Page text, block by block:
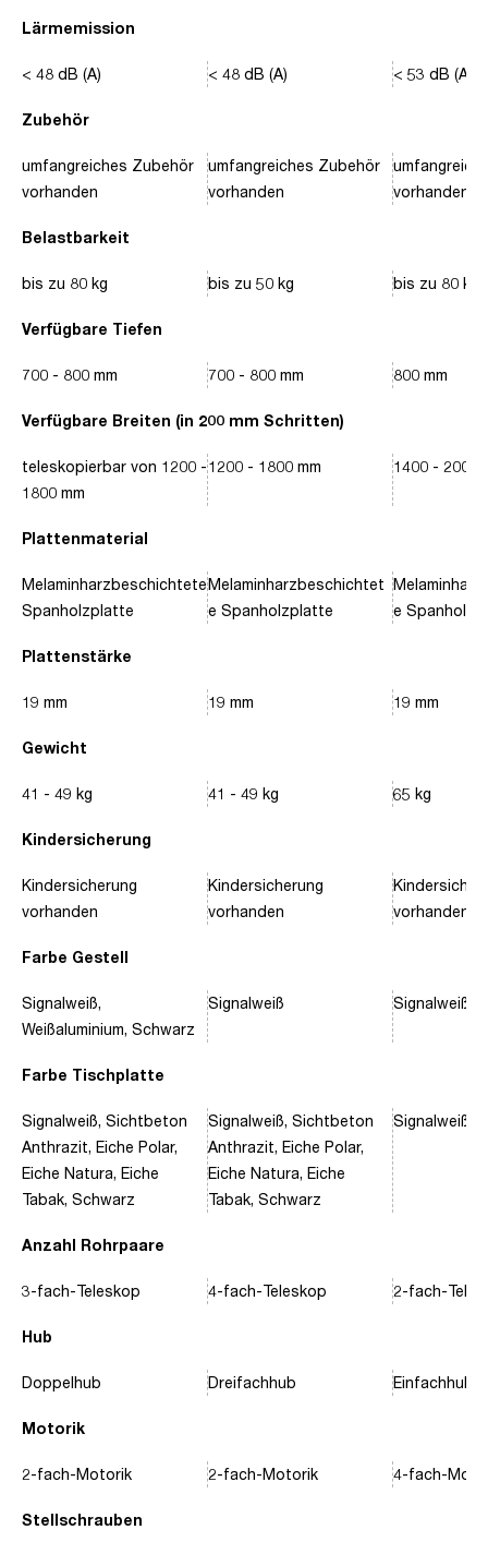
Lärmemission
Zubehör
Belastbarkeit
Verfügbare Tiefen
Verfügbare Breiten (in 200 mm Schritten)
Plattenmaterial
Plattenstärke
Gewicht
Kindersicherung
Farbe Gestell
Farbe Tischplatte
Anzahl Rohrpaare
Hub
Motorik
Stellschrauben
< 48 dB (A)
umfangreiches Zubehör
vorhanden
bis zu 80 kg
700 - 800 mm
teleskopierbar von 1200 -
1800 mm
Melaminharzbeschichtete
Spanholzplatte
19 mm
41 - 49 kg
Kindersicherung
vorhanden
Signalweiß,
Weißaluminium, Schwarz
Signalweiß, Sichtbeton
Anthrazit, Eiche Polar,
Eiche Natura, Eiche
Tabak, Schwarz
3-fach-Teleskop
Doppelhub
2-fach-Motorik
< 48 dB (A)
umfangreiches Zubehör
vorhanden
bis zu 50 kg
700 - 800 mm
1200 - 1800 mm
Melaminharzbeschichtet
e Spanholzplatte
19 mm
41 - 49 kg
Kindersicherung
vorhanden
Signalweiß
Signalweiß, Sichtbeton
Anthrazit, Eiche Polar,
Eiche Natura, Eiche
Tabak, Schwarz
4-fach-Teleskop
Dreifachhub
2-fach-Motorik
< 53 dB (A)
vorhanden
bis zu 80 kg
800 mm
1400 - 2000
e
19 mm
65 kg
vorhanden
Signalweiß,
Signalweiß,
2-fach-
Einfachhub
4-fach-